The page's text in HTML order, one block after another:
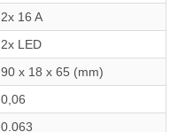
2x 16 A
2x LED
90 x 18 x 65 (mm)
0,06
0.063